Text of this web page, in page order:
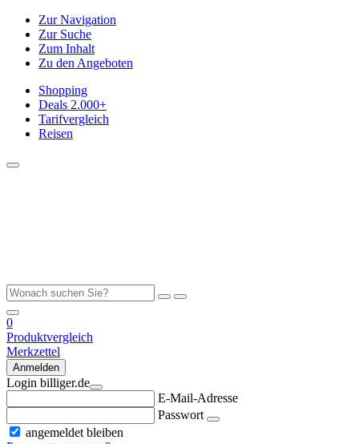
Zur Navigation
Zur Suche
Zum Inhalt
Zu den Angeboten
Shopping
Deals 2.000+
Tarifvergleich
Reisen
0
Produktvergleich
Merkzettel
Anmelden
Login billiger.de
E-Mail-Adresse
Passwort
angemeldet bleiben